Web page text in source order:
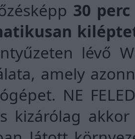
30
lévő
amely
NE
kizárólag